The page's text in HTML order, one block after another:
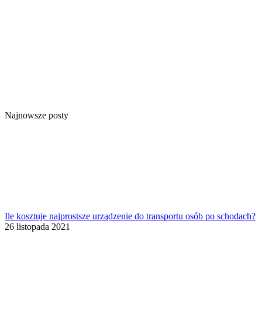
Najnowsze posty
Ile kosztuje najprostsze urządzenie do transportu osób po schodach?
26 listopada 2021